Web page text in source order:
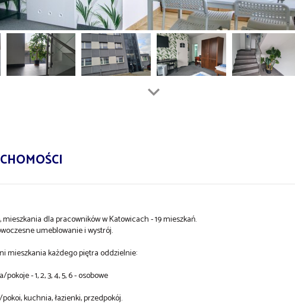
dla pracowników w Katowicach - 19 mieszkań.
umeblowanie i wystrój.
mieszkania każdego piętra oddzielnie:
pokoje -1, 2, 3, 4, 5, 6 - osobowe
kuchnia, łazienki, przedpokój.